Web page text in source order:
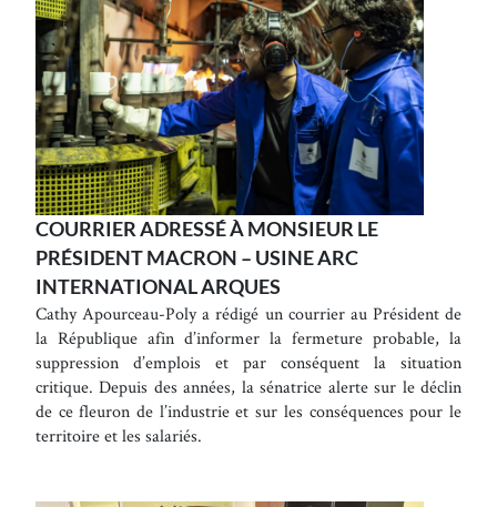
COURRIER ADRESSÉ À MONSIEUR LE
PRÉSIDENT MACRON – USINE ARC
INTERNATIONAL ARQUES
Cathy Apourceau-Poly a rédigé un courrier au Président de
la République afin d’informer la fermeture probable, la
suppression d’emplois et par conséquent la situation
critique. Depuis des années, la sénatrice alerte sur le déclin
de ce fleuron de l’industrie et sur les conséquences pour le
territoire et les salariés.